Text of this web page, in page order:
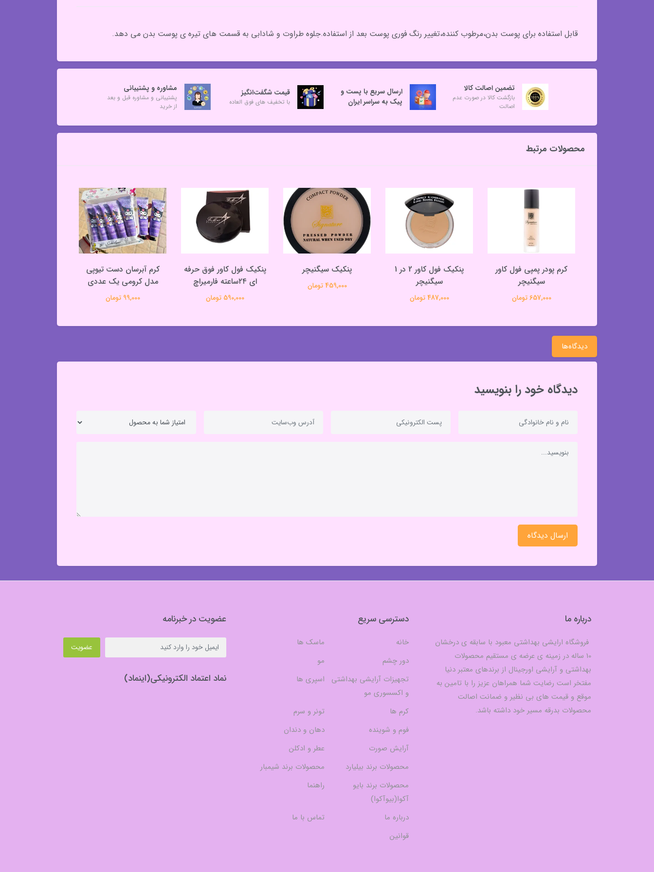
قابل استفاده برای پوست بدن،مرطوب کننده،تغییر رنگ فوری پوست بعد از استفاده.جلوه طراوت و شادابی به قسمت های تیره ی پوست بدن می دهد.
تضمین اصالت کالا
بازگشت کالا در صورت عدم
اصالت
ارسال سریع با پست و
پیک به سراسر ایران
قیمت شگفت‌انگیز
با تخفیف های فوق العاده
مشاوره و پشتیبانی
پشتیبانی و مشاوره قبل و بعد
از خرید
محصولات مرتبط
کرم پودر پمپی فول کاور
سیگنیچر
657,000 تومان
پنکیک فول کاور 2 در 1
سیگنیچر
487,000 تومان
پنکیک سیگنیچر
459,000 تومان
پنکیک فول کاور فوق حرفه
ای ۲۴ساعته فارمیراچ
590,000 تومان
کرم آبرسان دست تیوپی
مدل کرومی یک عددی
99,000 تومان
دیدگاه‌ها
دیدگاه خود را بنویسید
ارسال دیدگاه
درباره ما
فروشگاه ارایشی بهداشتی معبود با سابقه ی درخشان
10 ساله در زمینه ی عرضه ی مستقیم محصولات
بهداشتی و آرایشی اورجینال از برندهای معتبر دنیا
مفتخر است رضایت شما همراهان عزیز را با تامین به
موقع و قیمت های بی نظیر و ضمانت اصالت
محصولات بدرقه مسیر خود داشته باشد.
دسترسی سریع
خانه
ماسک ها
دور چشم
مو
تجهیزات آرایشی بهداشتی
و اکسسوری مو
اسپری ها
کرم ها
تونر و سرم
فوم و شوینده
دهان و دندان
آرایش صورت
عطر و ادکلن
محصولات برند بیلیارد
محصولات برند شیمبار
محصولات برند بایو
آکوا(بیوآکوا)
راهنما
درباره ما
تماس با ما
قوانین
عضویت در خبرنامه
عضویت
نماد اعتماد الکترونیکی(اینماد)